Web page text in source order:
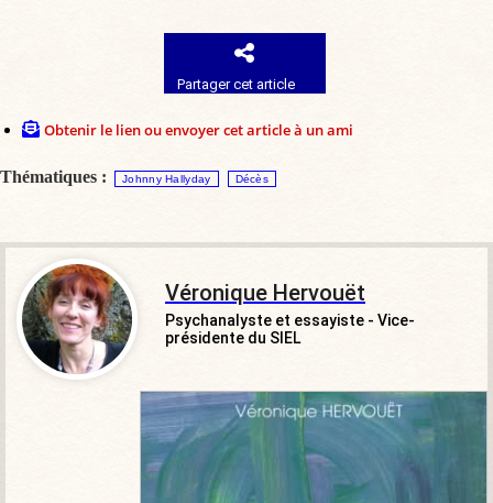
Partager cet article
Obtenir le lien ou envoyer cet article à un ami
Thématiques : Johnny Hallyday Décès
Véronique Hervouët
Psychanalyste et essayiste - Vice-
présidente du SIEL